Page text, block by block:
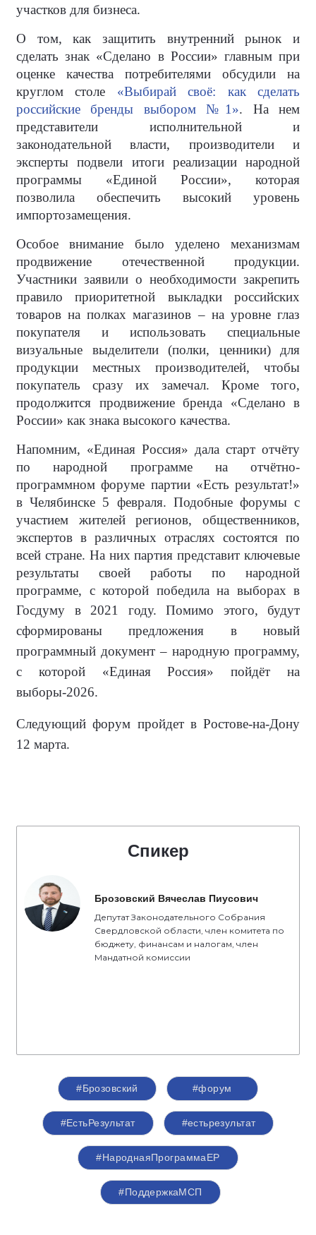
участков для бизнеса.
О том, как защитить внутренний рынок и
сделать знак «Сделано в России» главным при
оценке качества потребителями обсудили на
круглом столе «Выбирай своё: как сделать
российские бренды выбором №1». На нем
представители исполнительной и
законодательной власти, производители и
эксперты подвели итоги реализации народной
программы «Единой России», которая
позволила обеспечить высокий уровень
импортозамещения.
Особое внимание было уделено механизмам
продвижение отечественной продукции.
Участники заявили о необходимости закрепить
правило приоритетной выкладки российских
товаров на полках магазинов – на уровне глаз
покупателя и использовать специальные
визуальные выделители (полки, ценники) для
продукции местных производителей, чтобы
покупатель сразу их замечал. Кроме того,
продолжится продвижение бренда «Сделано в
России» как знака высокого качества.
Напомним, «Единая Россия» дала старт отчёту
по народной программе на отчётно-
программном форуме партии «Есть результат!»
в Челябинске 5 февраля. Подобные форумы с
участием жителей регионов, общественников,
экспертов в различных отраслях состоятся по
всей стране. На них партия представит ключевые
результаты своей работы по народной
программе, с которой победила на выборах в
Госдуму в 2021 году. Помимо этого, будут
сформированы предложения в новый
программный документ – народную программу,
с которой «Единая Россия» пойдёт на
выборы-2026.
Следующий форум пройдет в Ростове-на-Дону
12 марта.
Спикер
Брозовский Вячеслав Пиусович
Депутат Законодательного Собрания
Свердловской области, член комитета по
бюджету, финансам и налогам, член
Мандатной комиссии
#Брозовский #форум
#ЕстьРезультат #естьрезультат
#НароднаяПрограммаЕР
#ПоддержкаМСП